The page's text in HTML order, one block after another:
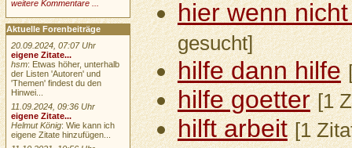
hier wenn
gesucht]
hilfe dann hilfe
hilfe goetter [1
hilft arbeit [1
weitere Kommentare ...
Aktuelle Forenbeiträge
20.09.2024, 07:07 Uhr
eigene Zitate...
hsm: Etwas höher, unterhalb
der Listen 'Autoren' und
'Themen' findest du den
Hinwei...
11.09.2024, 09:36 Uhr
eigene Zitate...
Helmut König: Wie kann ich
eigene Zitate hinzufügen...